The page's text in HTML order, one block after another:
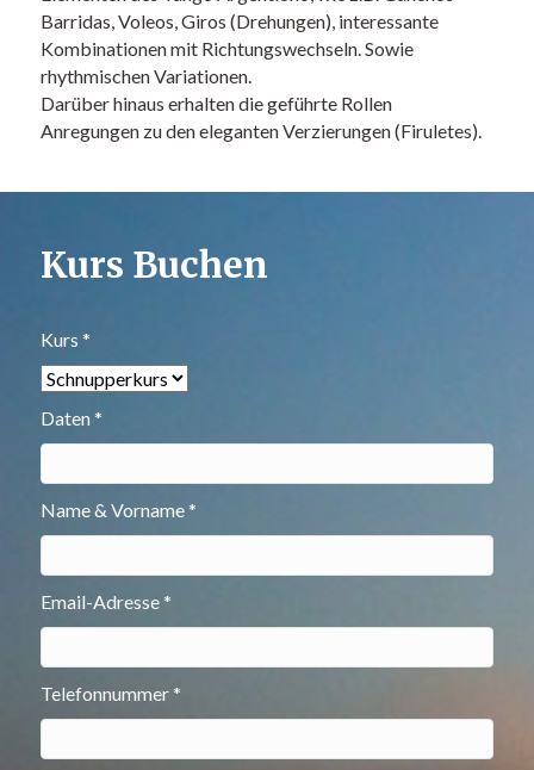
Barridas, Voleos, Giros (Drehungen), interessante
Kombinationen mit Richtungswechseln. Sowie
rhythmischen Variationen.
Darüber hinaus erhalten die geführte Rollen
Anregungen zu den eleganten Verzierungen (Firuletes).
Kurs Buchen
Kurs *
Daten *
Name & Vorname *
Email-Adresse *
Telefonnummer *